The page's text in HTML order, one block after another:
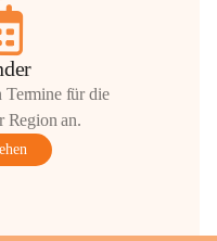
Termine für die
Region an.